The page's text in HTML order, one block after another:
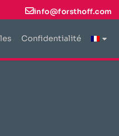
info@forsthoff.com
Confidentialité